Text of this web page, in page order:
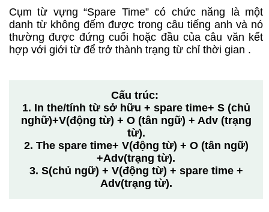
Cụm từ vựng “Spare Time” có chức năng là một
danh từ không đếm được trong câu tiếng anh và nó
thường được đứng cuối hoặc đầu của câu văn kết
hợp với giới từ để trở thành trạng từ chỉ thời gian .
Cấu trúc:
1. In the/tính từ sở hữu + spare time+ S (chủ
nghữ)+V(động từ) + O (tân ngữ) + Adv (trạng
từ).
2. The spare time+ V(động từ) + O (tân ngữ)
+Adv(trạng từ).
3. S(chủ ngữ) + V(động từ) + spare time +
Adv(trạng từ).